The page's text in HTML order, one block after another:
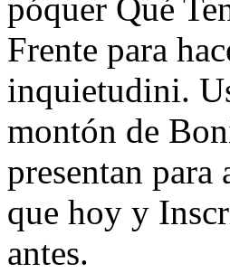
póquer Qué
Frente para
inquietudini.
montón de
presentan para
que hoy y
antes.